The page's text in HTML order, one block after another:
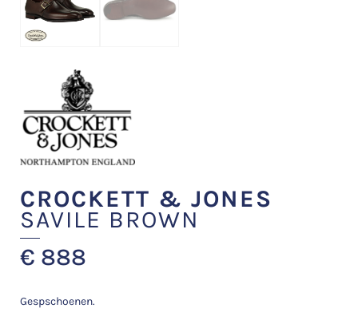
CROCKETT & JONES
SAVILE BROWN
€ 888
Gespschoenen.